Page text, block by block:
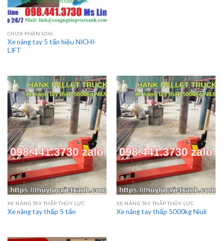
CHƯA PHÂN LOẠI
Xe nâng tay 5 tấn hiệu NICHI-
LIFT
XE NÂNG TAY THẤP THỦY LỰC
Xe nâng tay thấp 5 tấn
XE NÂNG TAY THẤP THỦY LỰC
Xe nâng tay thấp 5000kg Niuli